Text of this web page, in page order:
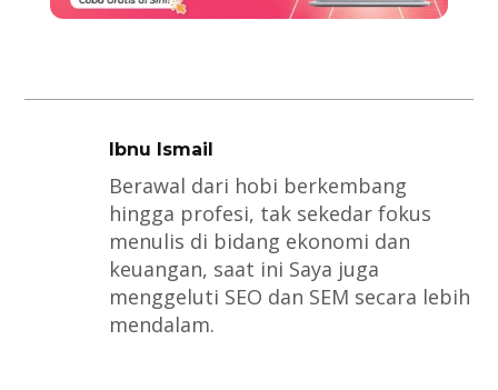
Ibnu Ismail
Berawal dari hobi berkembang
hingga profesi, tak sekedar fokus
menulis di bidang ekonomi dan
keuangan, saat ini Saya juga
menggeluti SEO dan SEM secara lebih
mendalam.